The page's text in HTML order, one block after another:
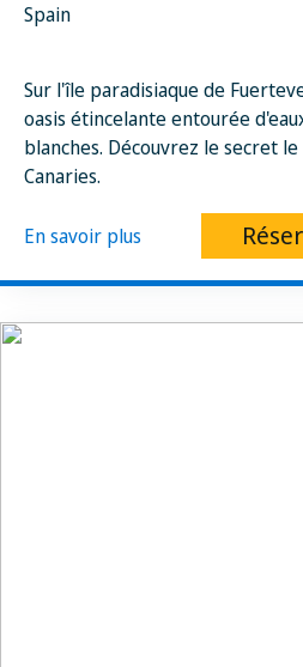
Spain
Sur l'île paradisiaque de
oasis étincelante entourée
blanches. Découvrez le secret
Canaries.
En savoir plus